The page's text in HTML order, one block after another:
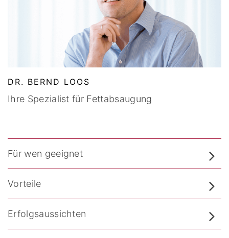
DR. BERND LOOS
Ihre Spezialist für Fettabsaugung
Für wen geeignet
Vorteile
Erfolgsaussichten